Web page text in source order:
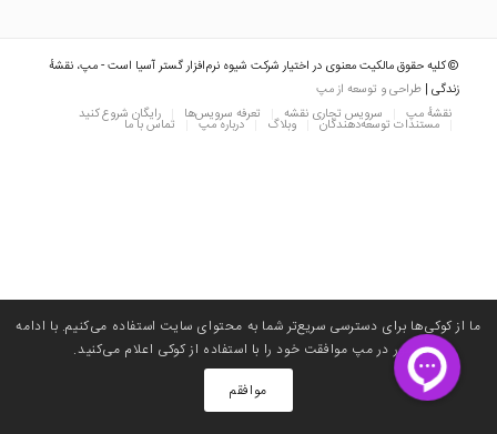
© کلیه حقوق مالکیت معنوی در اختیار شرکت شیوه نرم‌افزار گستر آسیا است - مپ، نقشهٔ
زندگی | طراحی و توسعه از مپ
نقشه‌ٔ مپ
سرویس تجاری نقشه تعرفه سرویس‌ها رایگان شروع کنید
مستندات توسعه‌دهندگان وبلاگ درباره مپ تماس با ما
ما از کوکی‌ها برای دسترسی سریع‌تر شما به محتوای سایت استفاده می‌کنیم. با ادامه
حضور در مپ موافقت خود را با استفاده از کوکی اعلام می‌کنید. ‌
موافقم